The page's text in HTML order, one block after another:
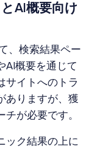
AI概要向け
、検索結果ペー
AI概要を通じて
サイトへのトラ
ありますが、獲
が必要です。
ック結果の上に